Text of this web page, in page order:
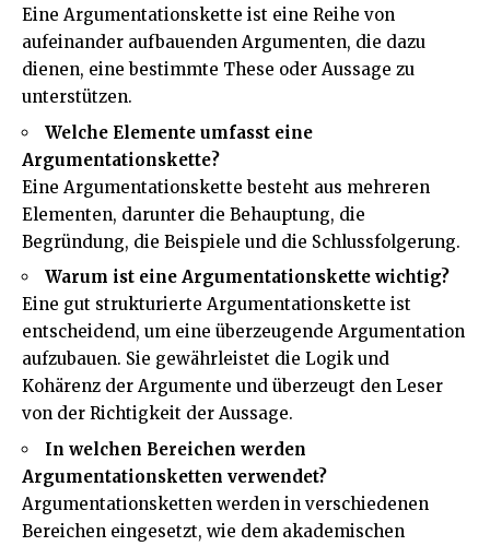
Eine Argumentationskette ist eine Reihe von
aufeinander aufbauenden Argumenten, die dazu
dienen, eine bestimmte These oder Aussage zu
unterstützen.
Welche Elemente umfasst eine
Argumentationskette?
Eine Argumentationskette besteht aus mehreren
Elementen, darunter die Behauptung, die
Begründung, die Beispiele und die Schlussfolgerung.
Warum ist eine Argumentationskette wichtig?
Eine gut strukturierte Argumentationskette ist
entscheidend, um eine überzeugende Argumentation
aufzubauen. Sie gewährleistet die Logik und
Kohärenz der Argumente und überzeugt den Leser
von der Richtigkeit der Aussage.
In welchen Bereichen werden
Argumentationsketten verwendet?
Argumentationsketten werden in verschiedenen
Bereichen eingesetzt, wie dem akademischen